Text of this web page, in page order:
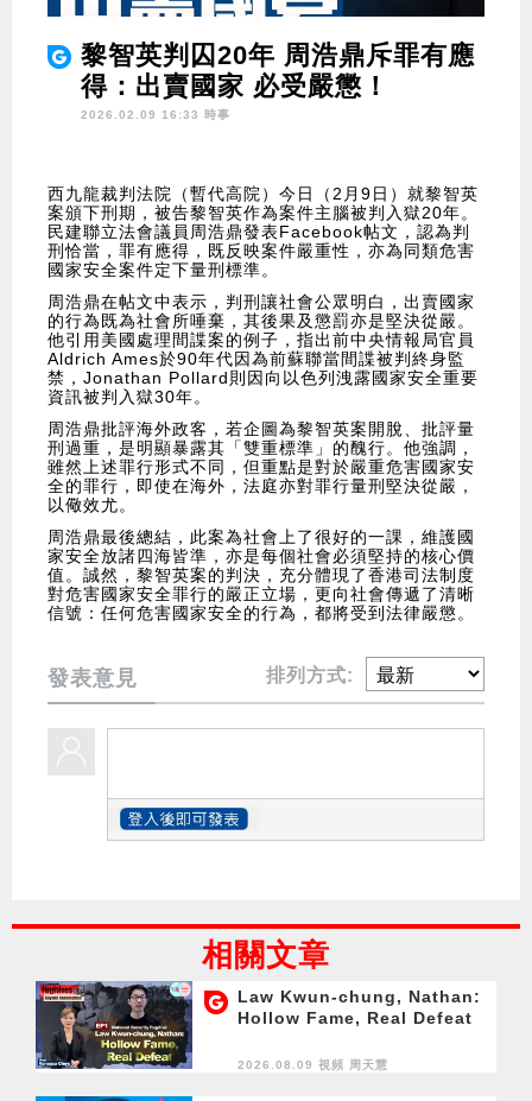
黎智英判囚20年 周浩鼎斥罪有應
得：出賣國家 必受嚴懲！
2026.02.09 16:33 時事
西九龍裁判法院（暫代高院）今日（2月9日）就黎智英
案頒下刑期，被告黎智英作為案件主腦被判入獄20年。
民建聯立法會議員周浩鼎發表Facebook帖文，認為判
刑恰當，罪有應得，既反映案件嚴重性，亦為同類危害
國家安全案件定下量刑標準。
周浩鼎在帖文中表示，判刑讓社會公眾明白，出賣國家
的行為既為社會所唾棄，其後果及懲罰亦是堅決從嚴。
他引用美國處理間諜案的例子，指出前中央情報局官員
Aldrich Ames於90年代因為前蘇聯當間諜被判終身監
禁，Jonathan Pollard則因向以色列洩露國家安全重要
資訊被判入獄30年。
周浩鼎批評海外政客，若企圖為黎智英案開脫、批評量
刑過重，是明顯暴露其「雙重標準」的醜行。他強調，
雖然上述罪行形式不同，但重點是對於嚴重危害國家安
全的罪行，即使在海外，法庭亦對罪行量刑堅決從嚴，
以儆效尤。
周浩鼎最後總結，此案為社會上了很好的一課，維護國
家安全放諸四海皆準，亦是每個社會必須堅持的核心價
值。誠然，黎智英案的判決，充分體現了香港司法制度
對危害國家安全罪行的嚴正立場，更向社會傳遞了清晰
信號：任何危害國家安全的行為，都將受到法律嚴懲。
發表意見 排列方式:
相關文章
Law Kwun-chung, Nathan:
Hollow Fame, Real Defeat
2026.08.09 視頻 周天慧